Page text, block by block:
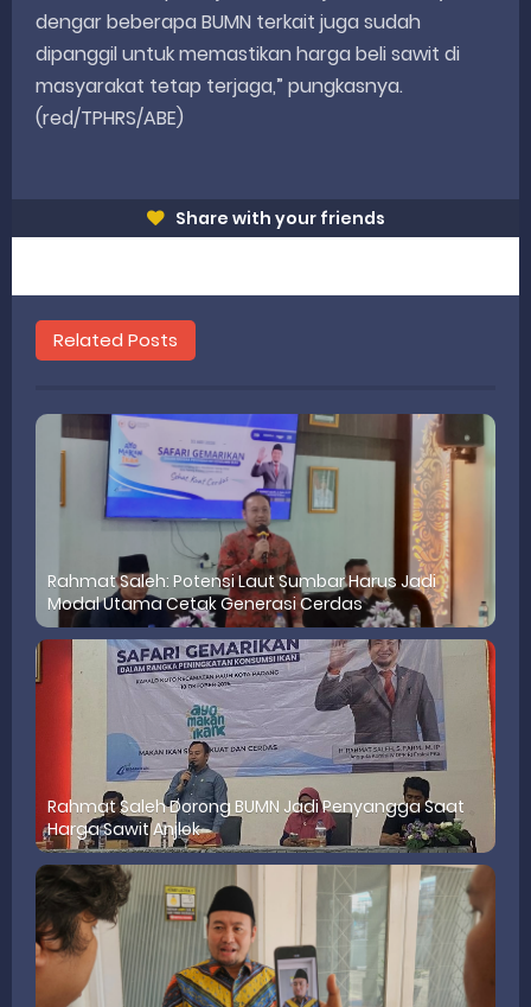
dengar beberapa BUMN terkait juga sudah
dipanggil untuk memastikan harga beli sawit di
masyarakat tetap terjaga,” pungkasnya.
(red/TPHRS/ABE)
Share with your friends
Related Posts
Rahmat Saleh: Potensi Laut Sumbar Harus Jadi
Modal Utama Cetak Generasi Cerdas
Rahmat Saleh Dorong BUMN Jadi Penyangga Saat
Harga Sawit Anjlok